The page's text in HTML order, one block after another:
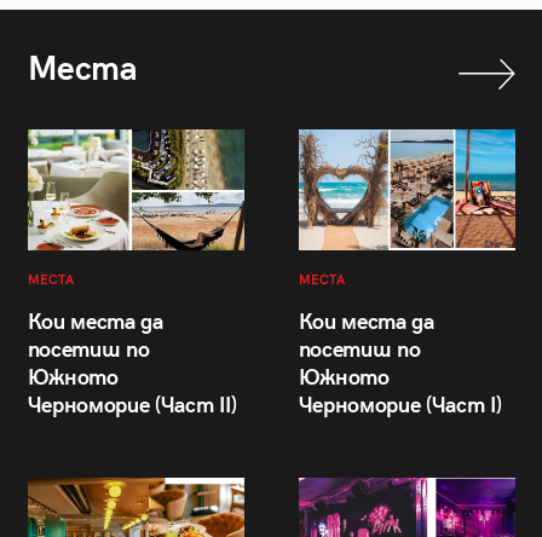
Места
МЕСТА
Кои места да
посетиш по
Южното
Черноморие (Част II)
МЕСТА
Кои места да
посетиш по
Южното
Черноморие (Част I)